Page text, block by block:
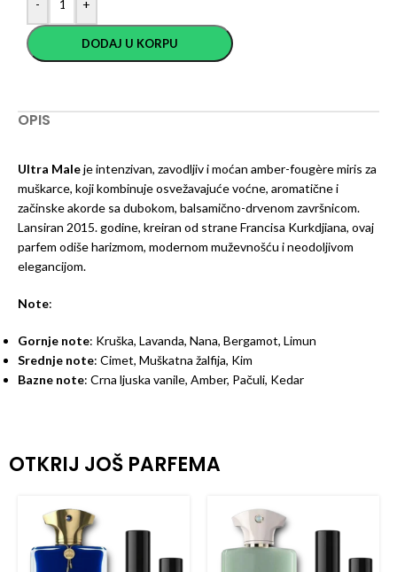
- +
DODAJ U KORPU
OPIS
Ultra Maleje intenzivan, zavodljiv i moćan amber-fougère miris za
muškarce, koji kombinuje osvežavajuće voćne, aromatične i
začinske akorde sa dubokom, balsamično-drvenom završnicom.
Lansiran 2015. godine, kreiran od strane Francisa Kurkdjiana, ovaj
parfem odiše harizmom, modernom muževnošću i neodoljivom
elegancijom.
Note:
Gornje note: Kruška, Lavanda, Nana, Bergamot, Limun
Srednje note: Cimet, Muškatna žalfija, Kim
Bazne note: Crna ljuska vanile, Amber, Pačuli, Kedar
OTKRIJ JOŠ PARFEMA